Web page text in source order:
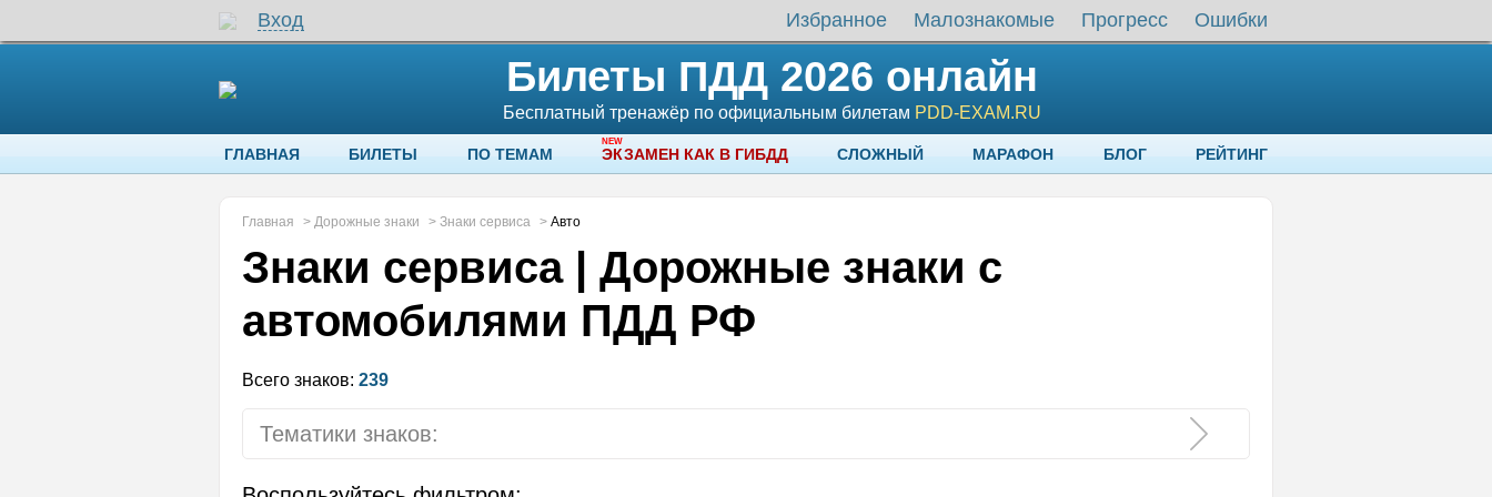
Вход Избранное Малознакомые Прогресс Ошибки
Билеты ПДД 2026 онлайн
Бесплатный тренажёр по официальным билетам PDD-EXAM.RU
ГЛАВНАЯ БИЛЕТЫ ПО ТЕМАМ ЭКЗАМЕН КАК В ГИБДД СЛОЖНЫЙ МАРАФОН БЛОГ РЕЙТИНГ
Главная > Дорожные знаки > Знаки сервиса > Авто
Знаки сервиса | Дорожные знаки с
автомобилями ПДД РФ
Всего знаков: 239
Тематики знаков:
Предупреждающие знаки